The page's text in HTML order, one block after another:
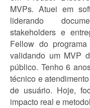
MVPs. Atuei em
liderando
stakeholders e
Fellow do
validando um MVP
público. Tenho 6
técnico e
de usuário. Hoje,
impacto real e